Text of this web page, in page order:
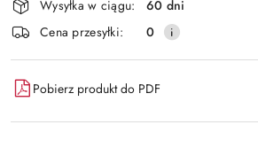
dostawa
Wysyłka w ciągu:
60 dni
Cena przesyłki:
0
Pobierz produkt do PDF